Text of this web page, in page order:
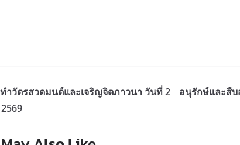
ำวัตรสวดมนต์และเจริญจิตภาวนา วันที่ 2
อนุรักษ์และสืบ